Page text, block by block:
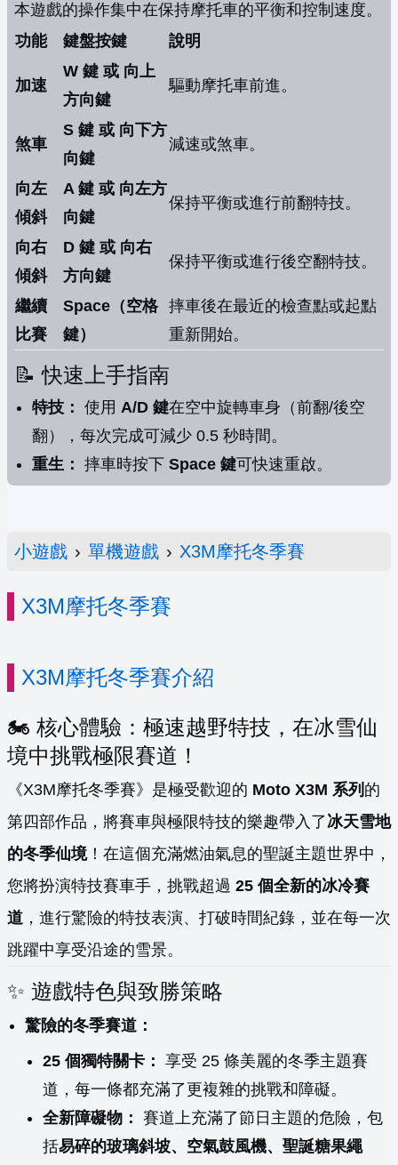
本遊戲的操作集中在保持摩托車的平衡和控制速度。
功能
鍵盤按鍵 說明
加速
W 鍵 或 向上
方向鍵
驅動摩托車前進。
煞車
S 鍵 或 向下方
向鍵
減速或煞車。
向左
傾斜
A 鍵 或 向左方
向鍵
保持平衡或進行前翻特技。
向右
傾斜
D 鍵 或 向右
方向鍵
保持平衡或進行後空翻特技。
繼續
比賽
Space（空格
鍵）
摔車後在最近的檢查點或起點
重新開始。
📝 快速上手指南
特技： 使用 A/D 鍵在空中旋轉車身（前翻/後空
翻），每次完成可減少 0.5 秒時間。
重生： 摔車時按下 Space 鍵可快速重啟。
小遊戲 › 單機遊戲 › X3M摩托冬季賽
X3M摩托冬季賽
X3M摩托冬季賽介紹
🏍️ 核心體驗：極速越野特技，在冰雪仙
境中挑戰極限賽道！
《X3M摩托冬季賽》是極受歡迎的 Moto X3M 系列 的
第四部作品，將賽車與極限特技的樂趣帶入了冰天雪地
的冬季仙境！在這個充滿燃油氣息的聖誕主題世界中，
您將扮演特技賽車手，挑戰超過 25 個全新的冰冷賽
道 ，進行驚險的特技表演、打破時間紀錄，並在每一次
跳躍中享受沿途的雪景。
✨ 遊戲特色與致勝策略
驚險的冬季賽道：
25 個獨特關卡： 享受 25 條美麗的冬季主題賽
道，每一條都充滿了更複雜的挑戰和障礙。
全新障礙物： 賽道上充滿了節日主題的危險，包
括易碎的玻璃斜坡、空氣鼓風機、聖誕糖果繩